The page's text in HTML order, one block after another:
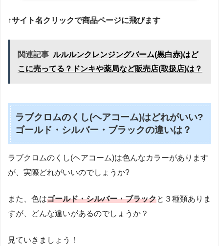
↑サイト名クリックで商品ページに飛びます
関連記事 ルルルンクレンジングバーム(黒白赤)はど
こに売ってる？ドンキや薬局など販売店(取扱店)は？
ラブクロムのくし(ヘアコーム)はどれがいい?
ゴールド・シルバー・ブラックの違いは？
ラブクロムのくし(ヘアコーム)は色んなカラーがあります
が、実際どれがいいのでしょうか?
また、色はゴールド・シルバー・ブラックと３種類ありま
すが、どんな違いがあるのでしょうか？
見ていきましょう！